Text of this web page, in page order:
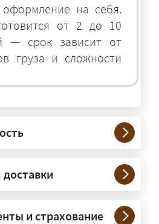
на себя.
от 2 до 10
— срок зависит от
груза и сложности
низкорамниках —
рассчитанных на
технику и
подбираем
размеры и вес груза.
и страхование